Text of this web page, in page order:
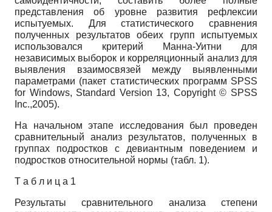
представления об уровне развития рефлексии
испытуемых. Для статистического сравнения
полученных результатов обеих групп испытуемых
использовался критерий Манна-Уитни для
независимых выборок и корреляционный анализ для
выявления взаимосвязей между выявленными
параметрами (пакет статистических программ SPSS
for Windows, Standard Version 13, Copyright © SPSS
Inc.,2005).
На начальном этапе исследования был проведен
сравнительный анализ результатов, полученных в
группах подростков с девиантным поведением и
подростков относительной нормы (табл. 1).
Т а б л и ц а 1
Результаты сравнительного анализа степени